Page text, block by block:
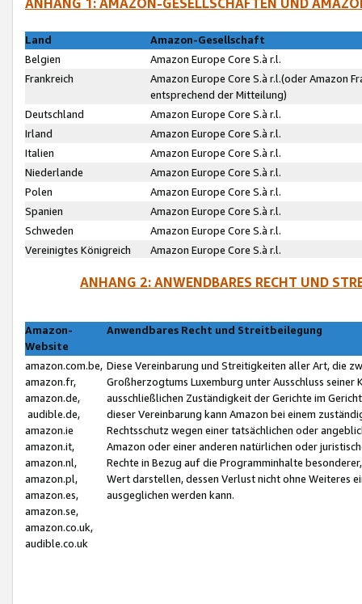
Land
Amazon-Gesellschaft
Belgien
Amazon Europe Core S.à r.l.
Frankreich
Amazon Europe Core S.à r.l.(oder Amazon
entsprechend der Mitteilung)
Deutschland
Amazon Europe Core S.à r.l.
Irland
Amazon Europe Core S.à r.l.
Italien
Amazon Europe Core S.à r.l.
Niederlande
Amazon Europe Core S.à r.l.
Polen
Amazon Europe Core S.à r.l.
Spanien
Amazon Europe Core S.à r.l.
Schweden
Amazon Europe Core S.à r.l.
Vereinigtes Königreich
Amazon Europe Core S.à r.l.
ANHANG 2: ANWENDBARES RECHT UND
Amazon-
Website
Anwendbares Recht und Streitbeilegung
amazon.com.be,
amazon.fr,
amazon.de,
audible.de,
amazon.ie
amazon.it,
amazon.nl,
amazon.pl,
amazon.es,
amazon.se,
amazon.co.uk,
audible.co.uk
Diese Vereinbarung und Streitigkeiten aller Art, die
Großherzogtums Luxemburg unter Ausschluss
ausschließlichen Zuständigkeit der Gerichte im
dieser Vereinbarung kann Amazon bei einem
Rechtsschutz wegen einer tatsächlichen oder
Amazon oder einer anderen natürlichen oder
Rechte in Bezug auf die Programminhalte
Wert darstellen, dessen Verlust nicht ohne Weiteres
ausgeglichen werden kann.